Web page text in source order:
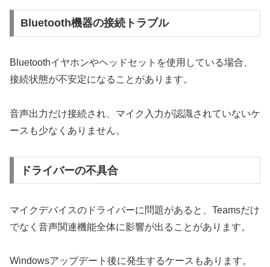
Bluetooth機器の接続トラブル
Bluetoothイヤホンやヘッドセットを使用している場合、
接続状態が不安定になることがあります。
音声出力だけ接続され、マイク入力が認識されていないケ
ースも少なくありません。
ドライバーの不具合
マイクデバイスのドライバーに問題があると、Teamsだけ
でなく音声関連機能全体に影響が出ることがあります。
Windowsアップデート後に発生するケースもあります。